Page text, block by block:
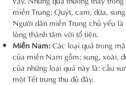
miền Trung: Quýt, cam, dứa,
Người dân miền Trung chủ yếu
lòng thành tâm với tổ tiên.
Miền Nam:Các loại quả trong
của miền Nam gồm: sung, xoài,
của những loại quả này là: cầu
một Tết trung thu đủ đây.